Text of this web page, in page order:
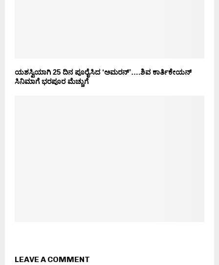
ಯಶಸ್ವಿಯಾಗಿ 25 ದಿನ ಪೂರೈಸಿದ ‘ಅಮರನ್’….ಶಿವ ಕಾರ್ತಿಕೇಯನ್
ಸಿನಿಮಾಗೆ ಭರಪೂರ ಮೆಚ್ಚುಗೆ
LEAVE A COMMENT